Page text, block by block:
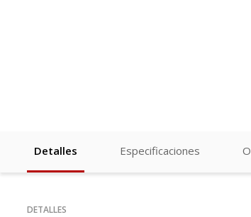
Detalles Especificaciones
DETALLES